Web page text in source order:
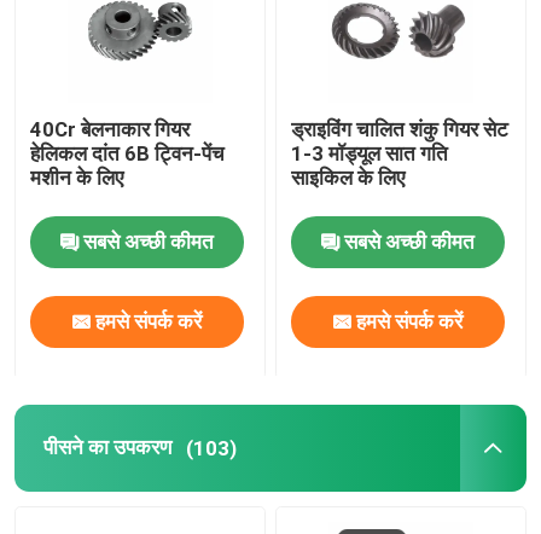
साइकिल गियर
सिलाई मशीन गियर
औद्योगिक रेड्यूसर गियर
40Cr बेलनाकार गियर
हेलिकल दांत 6B ट्विन-पेंच
मशीन के लिए
सबसे अच्छी कीमत
हमसे संपर्क करें
ड्राइविंग चालित शंकु गियर सेट
1-3 मॉड्यूल सात गति
साइकिल के लिए
सबसे अच्छी कीमत
हमसे संपर्क करें
पीसने का उपकरण (103)